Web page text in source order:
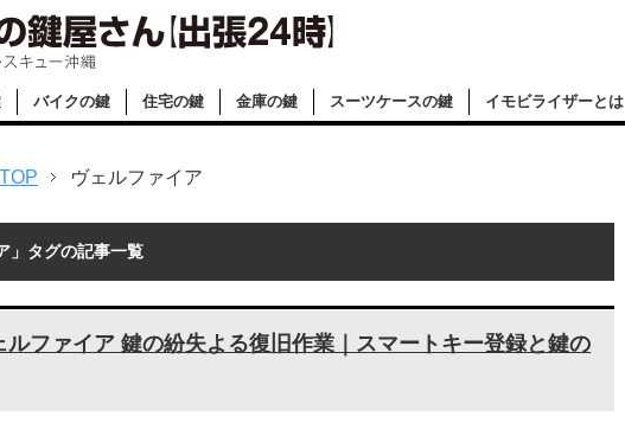
バイクの鍵 住宅の鍵 金庫の鍵 スーツケースの鍵 イモビライザーとは
ヴェルファイア
」タグの記事一覧
ルファイア 鍵の紛失よる復旧作業｜スマートキー登録と鍵の